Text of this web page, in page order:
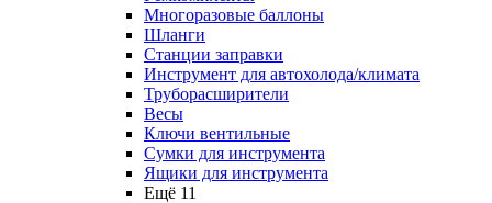
Многоразовые баллоны
Шланги
Станции заправки
Инструмент для автохолода/климата
Труборасширители
Весы
Ключи вентильные
Сумки для инструмента
Ящики для инструмента
Ещё 11